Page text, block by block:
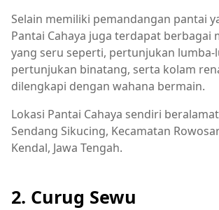
Selain memiliki pemandangan pantai
Pantai Cahaya juga terdapat berbagai
yang seru seperti, pertunjukan lumba-
pertunjukan binatang, serta kolam
dilengkapi dengan wahana bermain.
Lokasi Pantai Cahaya sendiri
Sendang Sikucing, Kecamatan
Kendal, Jawa Tengah.
2. Curug Sewu